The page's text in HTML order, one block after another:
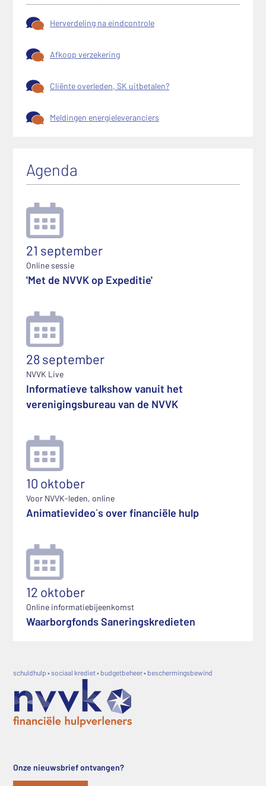
Herverdeling na eindcontrole
Afkoop verzekering
Cliënte overleden, SK uitbetalen?
Meldingen energieleveranciers
Agenda
21 september
Online sessie
'Met de NVVK op Expeditie'
28 september
NVVK Live
Informatieve talkshow vanuit het
verenigingsbureau van de NVVK
10 oktober
Voor NVVK-leden, online
Animatievideo`s over financiële hulp
12 oktober
Online informatiebijeenkomst
Waarborgfonds Saneringskredieten
schuldhulp • sociaal krediet • budgetbeheer • beschermingsbewind
Onze nieuwsbrief ontvangen?